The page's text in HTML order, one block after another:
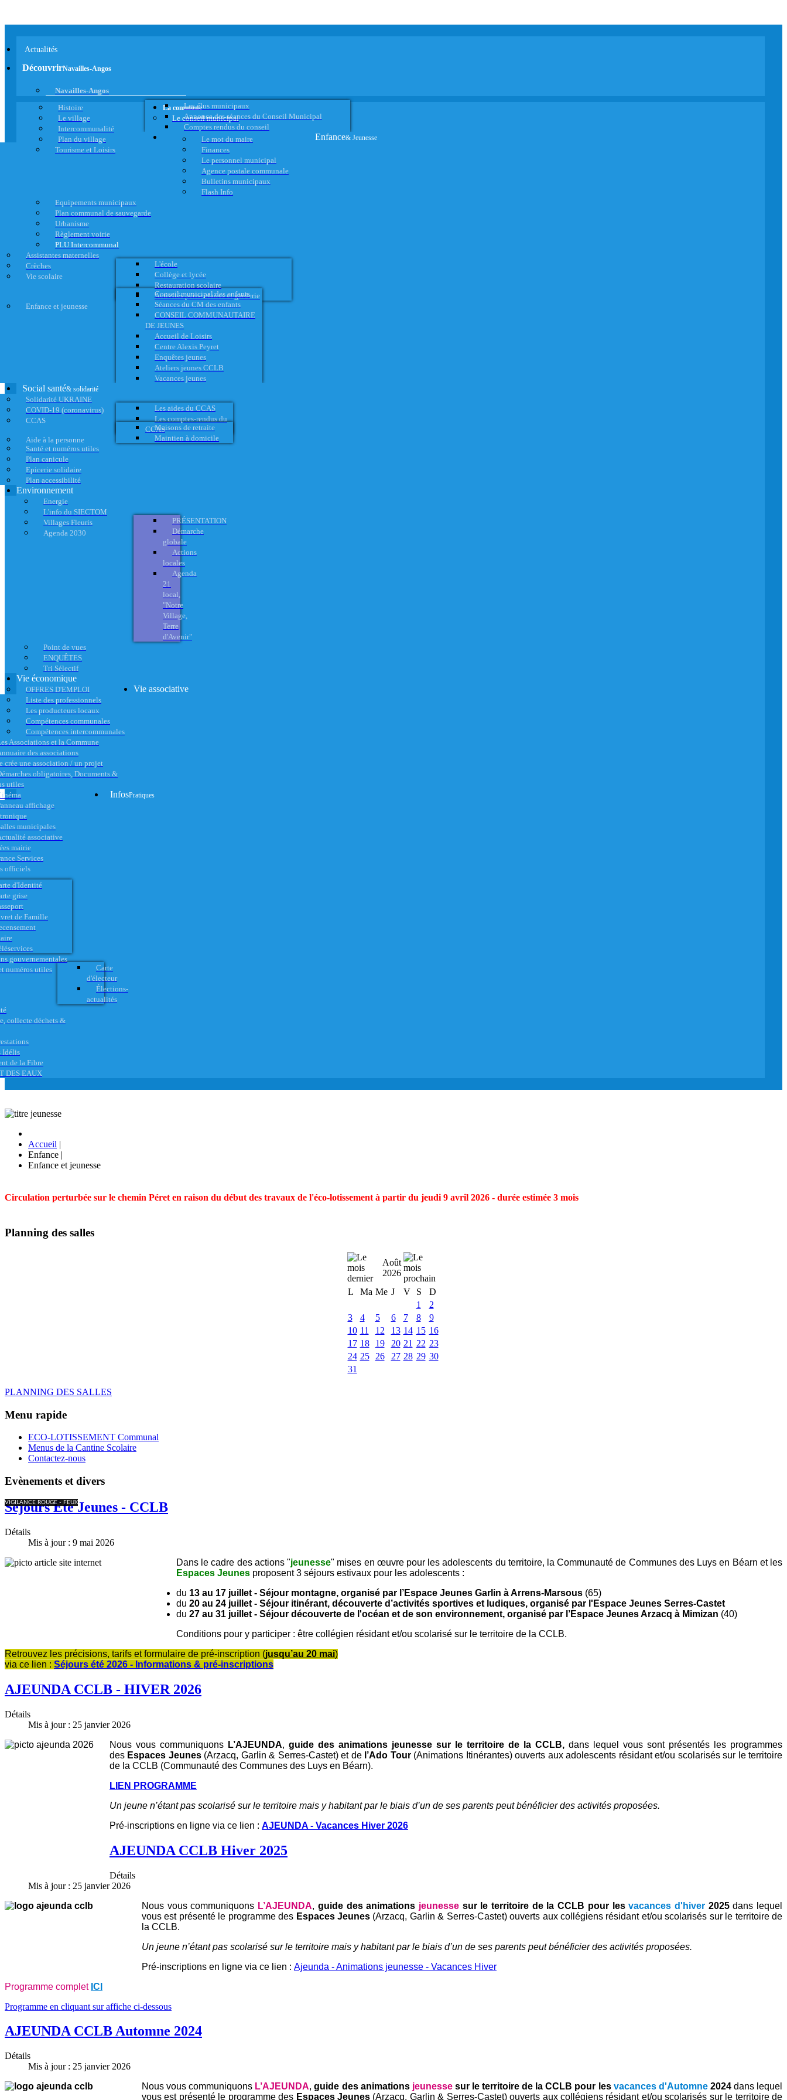
Actualités
DécouvrirNavailles-Angos
Navailles-Angos
Histoire
Le village
Intercommunalité
Plan du village
Tourisme et Loisirs
La commune
Le conseil municipal
Les élus municipaux
Annonce des séances du Conseil Municipal
Comptes rendus du conseil
Le mot du maire
Finances
Le personnel municipal
Agence postale communale
Bulletins municipaux
Flash Info
Equipements municipaux
Plan communal de sauvegarde
Urbanisme
Règlement voirie
PLU Intercommunal
Enfance& Jeunesse
Assistantes maternelles
Crèches
Vie scolaire
L'école
Collège et lycée
Restauration scolaire
Activités périscolaires et garderie
Enfance et jeunesse
Conseil municipal des enfants
Séances du CM des enfants
CONSEIL COMMUNAUTAIRE
DE JEUNES
Accueil de Loisirs
Centre Alexis Peyret
Enquêtes jeunes
Ateliers jeunes CCLB
Vacances jeunes
Social santé& solidarité
Solidarité UKRAINE
COVID-19 (coronavirus)
CCAS
Les aides du CCAS
Les comptes-rendus du
CCAS
Aide à la personne
Maisons de retraite
Maintien à domicile
Santé et numéros utiles
Plan canicule
Epicerie solidaire
Plan accessibilité
Environnement
Energie
L'info du SIECTOM
Villages Fleuris
Agenda 2030
PRÉSENTATION
Démarche
globale
Actions
locales
Agenda
21
local,
"Notre
Village,
Terre
d'Avenir"
Point de vues
ENQUÊTES
Tri Sélectif
Vie économique
OFFRES D'EMPLOI
Liste des professionnels
Les producteurs locaux
Compétences communales
Compétences intercommunales
Vie associative
Associations et la Commune
des associations
crée une association / un projet
obligatoires, Documents &
utiles
affichage
municipales
associative
InfosPratiques
mairie
Services
officiels
d'Identité
grise
de Famille
gouvernementales
numéros utiles
Carte
d'électeur
Élections-
actualités
collecte déchets &
Idélis
de la Fibre
DES EAUX
Accueil |
Enfance |
Enfance et jeunesse
Circulation perturbée sur le chemin Péret en raison du début des travaux de l'éco-lotissement à partir du jeudi 9 avril 2026 - durée estimée 3 mois
Planning des salles
Août
2026
L
Ma Me J V S
D
1
2
3
4 5 6 7 8
9
10 11 12 13 14 15 16
17 18 19 20 21 22 23
24 25 26 27 28 29 30
31
PLANNING DES SALLES
Menu rapide
ECO-LOTISSEMENT Communal
Menus de la Cantine Scolaire
Contactez-nous
Evènements et divers
VIGILANCE ROUGE - FEUX
Séjours Été Jeunes - CCLB
Détails
Mis à jour : 9 mai 2026
Dans le cadre des actions "jeunesse" mises en œuvre pour les adolescents du territoire, la Communauté de Communes des Luys en Béarn et les
Espaces Jeunes proposent 3 séjours estivaux pour les adolescents :
du 13 au 17 juillet - Séjour montagne, organisé par l’Espace Jeunes Garlin à Arrens-Marsous (65)
du 20 au 24 juillet - Séjour itinérant, découverte d’activités sportives et ludiques, organisé par l'Espace Jeunes Serres-Castet
du 27 au 31 juillet - Séjour découverte de l'océan et de son environnement, organisé par l’Espace Jeunes Arzacq à Mimizan (40)
Conditions pour y participer : être collégien résidant et/ou scolarisé sur le territoire de la CCLB.
Retrouvez les précisions, tarifs et formulaire de pré-inscription (jusqu’au 20 mai)
via ce lien : Séjours été 2026 - Informations & pré-inscriptions
AJEUNDA CCLB - HIVER 2026
Détails
Mis à jour : 25 janvier 2026
Nous vous communiquons L’AJEUNDA, guide des animations jeunesse sur le territoire de la CCLB, dans lequel vous sont présentés les programmes
des Espaces Jeunes(Arzacq, Garlin & Serres-Castet) et de l’Ado Tour(Animations Itinérantes) ouverts aux adolescents résidant et/ou scolarisés sur le territoire
de la CCLB (Communauté des Communes des Luys en Béarn).
LIEN PROGRAMME
Un jeune n’étant pas scolarisé sur le territoire mais y habitant par le biais d’un de ses parents peut bénéficier des activités proposées.
Pré-inscriptions en ligne via ce lien : AJEUNDA - Vacances Hiver 2026
AJEUNDA CCLB Hiver 2025
Détails
Mis à jour : 25 janvier 2026
Nous vous communiquons L’AJEUNDA, guide des animations jeunessesur le territoire de la CCLB pour lesvacances d'hiver 2025dans lequel
vous est présenté le programme des Espaces Jeunes (Arzacq, Garlin & Serres-Castet) ouverts aux collégiens résidant et/ou scolarisés sur le territoire de
la CCLB.
Un jeune n’étant pas scolarisé sur le territoire mais y habitant par le biais d’un de ses parents peut bénéficier des activités proposées.
Pré-inscriptions en ligne via ce lien : Ajeunda - Animations jeunesse - Vacances Hiver
Programme complet ICI
Programme en cliquant sur affiche ci-dessous
AJEUNDA CCLB Automne 2024
Détails
Mis à jour : 25 janvier 2026
Nous vous communiquons L’AJEUNDA,guide des animations jeunessesur le territoire de la CCLB pour les vacances d'Automne2024 dans lequel
vous est présenté le programme des Espaces Jeunes (Arzacq, Garlin & Serres-Castet) ouverts aux collégiens résidant et/ou scolarisés sur le territoire de